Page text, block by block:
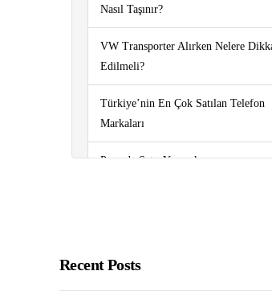
Nasıl Taşınır?
VW Transporter Alırken Nelere
Edilmeli?
Türkiye’nin En Çok Satılan Telefon
Markaları
Pazarda Satış Yapmak
Volkswagen Polo (6R/mk5; 2009-
Recent Posts